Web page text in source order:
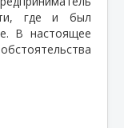
где и был
В настоящее